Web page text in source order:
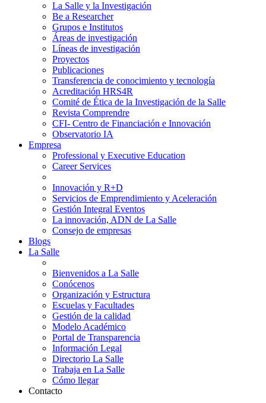
La Salle y la Investigación
Be a Researcher
Grupos e Institutos
Áreas de investigación
Líneas de investigación
Proyectos
Publicaciones
Transferencia de conocimiento y tecnología
Acreditación HRS4R
Comité de Ética de la Investigación de la Salle
Revista Comprendre
CFI- Centro de Financiación e Innovación
Observatorio IA
Empresa
Professional y Executive Education
Career Services
Innovación y R+D
Servicios de Emprendimiento y Aceleración
Gestión Integral Eventos
La innovación, ADN de La Salle
Consejo de empresas
Blogs
La Salle
Bienvenidos a La Salle
Conócenos
Organización y Estructura
Escuelas y Facultades
Gestión de la calidad
Modelo Académico
Portal de Transparencia
Información Legal
Directorio La Salle
Trabaja en La Salle
Cómo llegar
Contacto